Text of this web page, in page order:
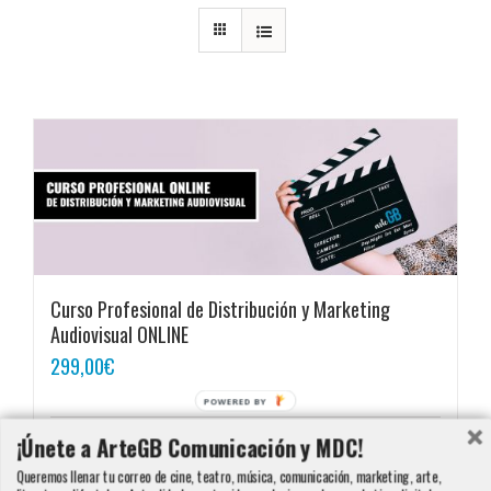
Curso Profesional de Distribución y Marketing
Audiovisual ONLINE
299,00€
Añadir al carrito
¡Únete a ArteGB Comunicación y MDC!
Queremos llenar tu correo de cine, teatro, música, comunicación, marketing, arte,
POWERED BY